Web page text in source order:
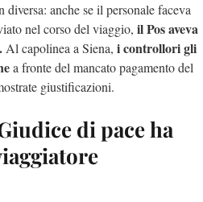
anche se il personale faceva
nel corso del viaggio, il Pos aveva
Al capolinea a Siena, i controllori gli
a fronte del mancato pagamento del
giustificazioni.
di pace ha